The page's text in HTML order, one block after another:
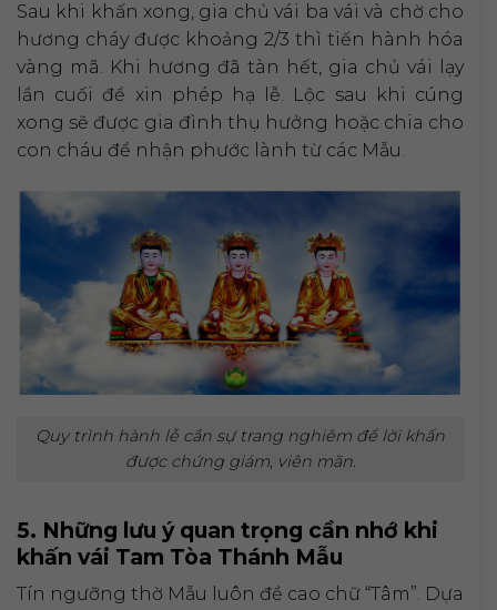
Sau khi khấn xong, gia chủ vái ba vái và chờ cho
hương cháy được khoảng 2/3 thì tiến hành hóa
vàng mã. Khi hương đã tàn hết, gia chủ vái lạy
lần cuối để xin phép hạ lễ. Lộc sau khi cúng
xong sẽ được gia đình thụ hưởng hoặc chia cho
con cháu để nhận phước lành từ các Mẫu.
Quy trình hành lễ cần sự trang nghiêm để lời khấn
được chứng giám, viên mãn.
5. Những lưu ý quan trọng cần nhớ khi
khấn vái Tam Tòa Thánh Mẫu
Tín ngưỡng thờ Mẫu luôn đề cao chữ “Tâm”. Dựa